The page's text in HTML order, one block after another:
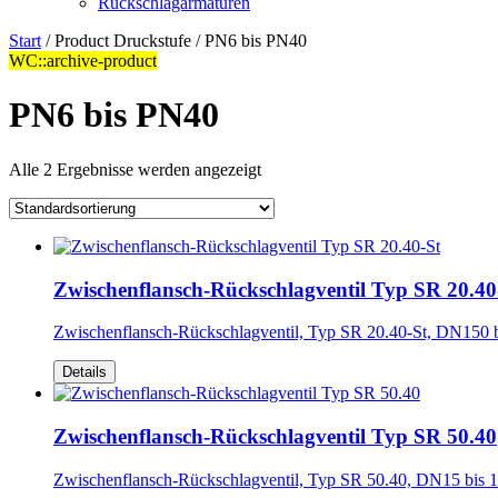
Start / Product Druckstufe / PN6 bis PN40
WC::archive-product
PN6 bis PN40
Alle 2 Ergebnisse werden angezeigt
Zwischenflansch-Rückschlagventil Typ SR
Zwischenflansch-Rückschlagventil, Typ SR 20.40-St, DN150
Details
Zwischenflansch-Rückschlagventil Typ SR 50.40
Zwischenflansch-Rückschlagventil, Typ SR 50.40, DN15 bis